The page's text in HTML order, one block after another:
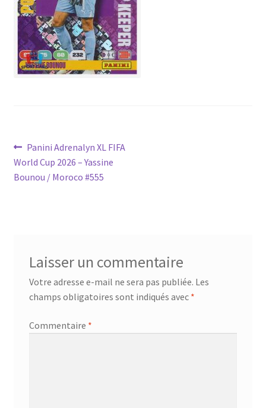
Navigation
de
Article
précédent :
Panini Adrenalyn XL FIFA
World Cup 2026 – Yassine
Bounou / Moroco #555
Laisser un commentaire
Votre adresse e-mail ne sera pas publiée. Les
champs obligatoires sont indiqués avec *
Commentaire *